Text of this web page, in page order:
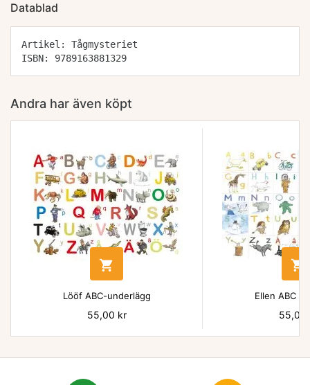
Datablad
Artikel: Tågmysteriet
ISBN: 9789163881329
Andra har även köpt

Lööf ABC-underlägg
Pris
55,00 kr

Ellen ABC
Pris
55,00